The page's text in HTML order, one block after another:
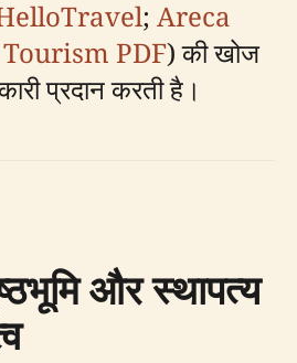
; Areca
PDF) की खोज
प्रदान करती है।
और स्थापत्य